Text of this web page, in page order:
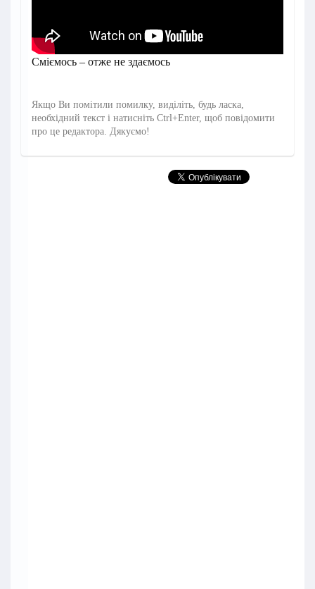
Сміємось – отже не здаємось
Якщо Ви помітили помилку, виділіть, будь ласка,
необхідний текст і натисніть Ctrl+Enter, щоб повідомити
про це редактора. Дякуємо!